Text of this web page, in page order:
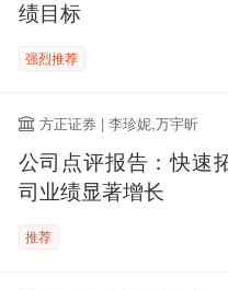
绩目标
强烈推荐
方正证券 | 李珍妮,万宇昕
公司点评报告：快速
司业绩显著增长
推荐